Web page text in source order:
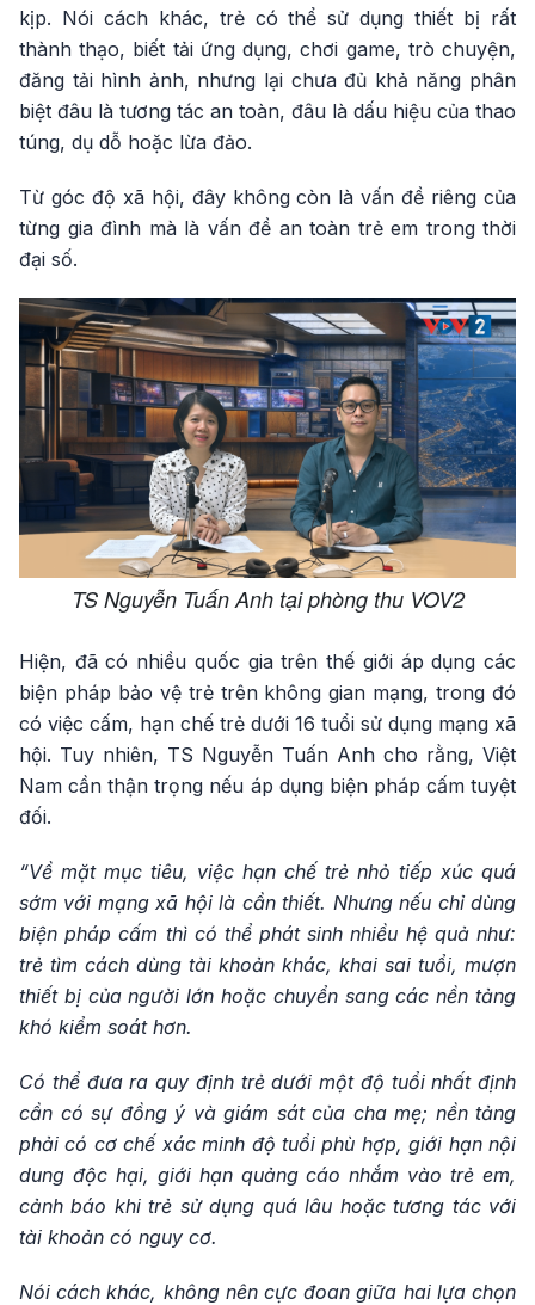
kịp. Nói cách khác, trẻ có thể sử dụng thiết bị rất
thành thạo, biết tải ứng dụng, chơi game, trò chuyện,
đăng tải hình ảnh, nhưng lại chưa đủ khả năng phân
biệt đâu là tương tác an toàn, đâu là dấu hiệu của thao
túng, dụ dỗ hoặc lừa đảo.
Từ góc độ xã hội, đây không còn là vấn đề riêng của
từng gia đình mà là vấn đề an toàn trẻ em trong thời
đại số.
TS Nguyễn Tuấn Anh tại phòng thu VOV2
Hiện, đã có nhiều quốc gia trên thế giới áp dụng các
biện pháp bảo vệ trẻ trên không gian mạng, trong đó
có việc cấm, hạn chế trẻ dưới 16 tuổi sử dụng mạng xã
hội. Tuy nhiên, TS Nguyễn Tuấn Anh cho rằng, Việt
Nam cần thận trọng nếu áp dụng biện pháp cấm tuyệt
đối.
“Về mặt mục tiêu, việc hạn chế trẻ nhỏ tiếp xúc quá
sớm với mạng xã hội là cần thiết. Nhưng nếu chỉ dùng
biện pháp cấm thì có thể phát sinh nhiều hệ quả như:
trẻ tìm cách dùng tài khoản khác, khai sai tuổi, mượn
thiết bị của người lớn hoặc chuyển sang các nền tảng
khó kiểm soát hơn.
Có thể đưa ra quy định trẻ dưới một độ tuổi nhất định
cần có sự đồng ý và giám sát của cha mẹ; nền tảng
phải có cơ chế xác minh độ tuổi phù hợp, giới hạn nội
dung độc hại, giới hạn quảng cáo nhắm vào trẻ em,
cảnh báo khi trẻ sử dụng quá lâu hoặc tương tác với
tài khoản có nguy cơ.
Nói cách khác, không nên cực đoan giữa hai lựa chọn